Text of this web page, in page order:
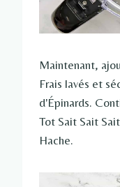
Maintenant,
Frais lavés et
d'Épinards.
Tot Sait Sait
Hache.